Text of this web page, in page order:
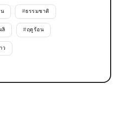
#ธรรมชาติ
ลิ #ฤดูร้อน
ว